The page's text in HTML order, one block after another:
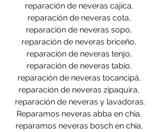
reparación de neveras cajica,
reparación de neveras cota,
reparación de neveras sopo,
reparación de neveras briceño,
reparación de neveras tenjo,
reparación de neveras tabio,
reparación de neveras tocancipá,
reparación de neveras zipaquira,
reparación de neveras y lavadoras.
Reparamos neveras abba en chia,
reparamos neveras bosch en chia,